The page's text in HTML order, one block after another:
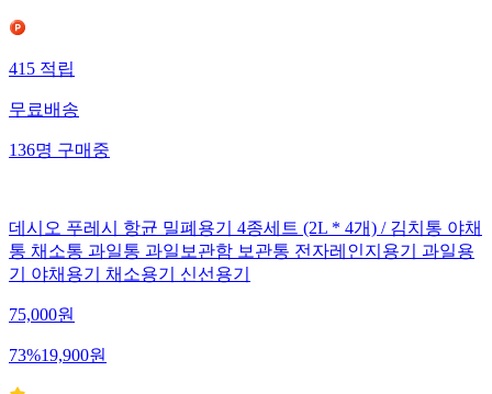
415 적립
무료배송
136명 구매중
데시오 푸레시 항균 밀폐용기 4종세트 (2L * 4개) / 김치통 야채
통 채소통 과일통 과일보관함 보관통 전자레인지용기 과일용
기 야채용기 채소용기 신선용기
75,000원
73%19,900원